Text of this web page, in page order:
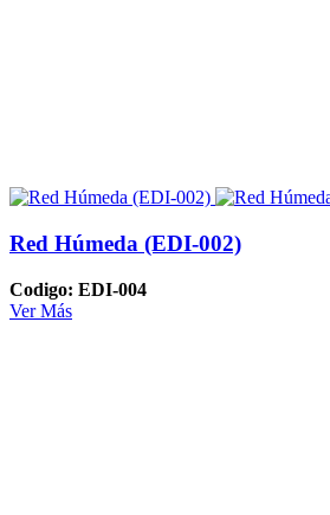
Red Húmeda (EDI-002)
Codigo: EDI-004
Ver Más